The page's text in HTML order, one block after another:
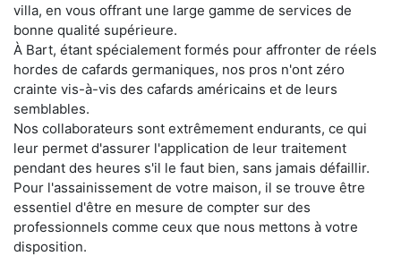
villa, en vous offrant une large gamme de services de
bonne qualité supérieure.
À Bart, étant spécialement formés pour affronter de réels
hordes de cafards germaniques, nos pros n'ont zéro
crainte vis-à-vis des cafards américains et de leurs
semblables.
Nos collaborateurs sont extrêmement endurants, ce qui
leur permet d'assurer l'application de leur traitement
pendant des heures s'il le faut bien, sans jamais défaillir.
Pour l'assainissement de votre maison, il se trouve être
essentiel d'être en mesure de compter sur des
professionnels comme ceux que nous mettons à votre
disposition.